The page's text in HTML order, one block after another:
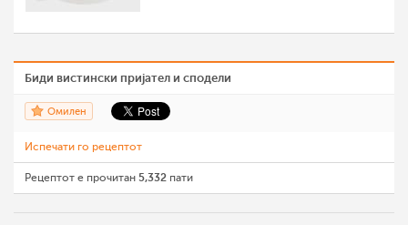
Биди вистински пријател и сподели
Омилен
Испечати го рецептот
Рецептот е прочитан 5,332 пати